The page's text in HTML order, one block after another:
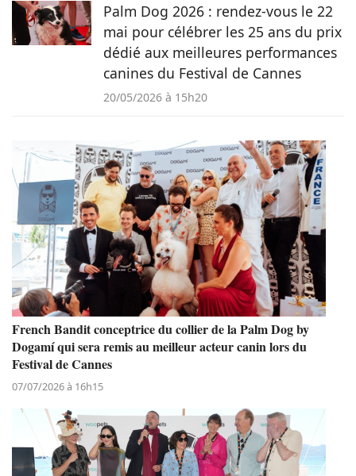
Palm Dog 2026 : rendez-vous le 22
mai pour célébrer les 25 ans du prix
dédié aux meilleures performances
canines du Festival de Cannes
20/05/2026 à 15h20
French Bandit conceptrice du collier de la Palm Dog by
Dogamí qui sera remis au meilleur acteur canin lors du
Festival de Cannes
07/07/2026 à 16h15